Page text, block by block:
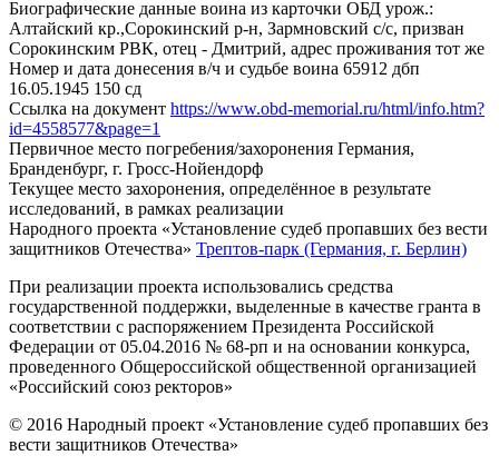
Биографические данные воина из карточки ОБД урож.:
Алтайский кр.,Сорокинский р-н, Зармновский с/с, призван
Сорокинским РВК, отец - Дмитрий, адрес проживания тот же
Номер и дата донесения в/ч и судьбе воина 65912 дбп
16.05.1945 150 сд
Ссылка на документ https://www.obd-memorial.ru/html/info.htm?
id=4558577&page=1
Первичное место погребения/захоронения Германия,
Бранденбург, г. Гросс-Нойендорф
Текущее место захоронения, определённое в результате
исследований, в рамках реализации
Народного проекта «Установление судеб пропавших без вести
защитников Отечества» Трептов-парк (Германия, г. Берлин)
При реализации проекта использовались средства
государственной поддержки, выделенные в качестве гранта в
соответствии с распоряжением Президента Российской
Федерации от 05.04.2016 № 68-рп и на основании конкурса,
проведенного Общероссийской общественной организацией
«Российский союз ректоров»
© 2016 Народный проект «Установление судеб пропавших без
вести защитников Отечества»